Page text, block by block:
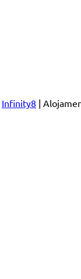
Infinity8 |